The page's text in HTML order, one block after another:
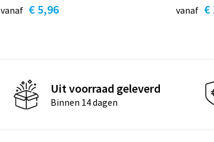
vanaf € 5,96 vanaf €
Uit voorraad geleverd
Binnen 14 dagen